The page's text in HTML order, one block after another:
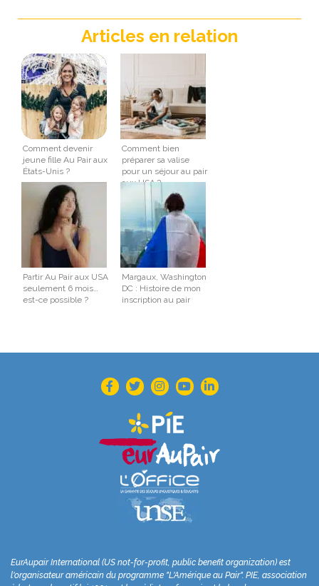
Articles en relation
Comment devenir
jeune fille Au Pair aux
États-Unis ?
Comment bien
préparer sa valise
pour un séjour au pair
aux USA ?
Partir Au Pair aux USA
seulement 6 mois…
est-ce possible ?
Margaux, Washington
DC : Histoire de mon
inscription au pair
EurAupair International (US not-for-profit, public benefit organization) est
l'organisateur américain du programme "L'Amérique au Pair". PIE, association